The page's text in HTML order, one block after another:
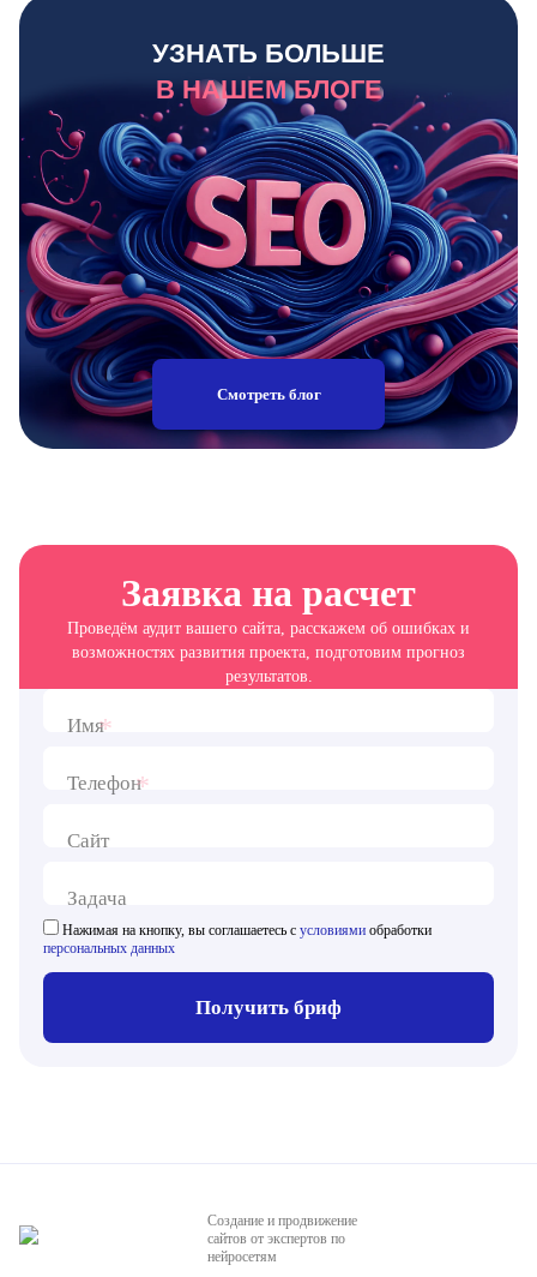
УЗНАТЬ БОЛЬШЕ
В НАШЕМ БЛОГЕ
Смотреть блог
Заявка на расчет
Проведём аудит вашего сайта, расскажем об ошибках и
возможностях развития проекта, подготовим прогноз
результатов.
Имя*
Телефон*
Сайт
Задача
Нажимая на кнопку, вы соглашаетесь с условиями обработки
персональных данных
Получить бриф
Создание и продвижение
сайтов от экспертов по
нейросетям